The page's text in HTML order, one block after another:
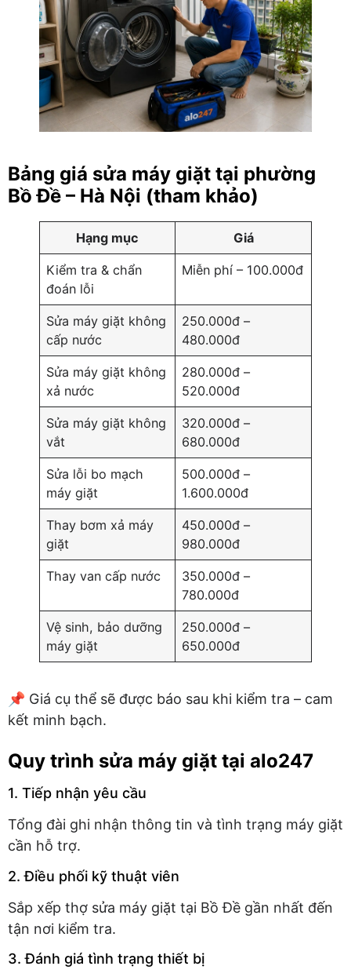
Bảng giá sửa máy giặt tại phường
Bồ Đề – Hà Nội (tham khảo)
Hạng mục Giá
Kiểm tra & chẩn
đoán lỗi
Miễn phí – 100.000đ
Sửa máy giặt không
cấp nước
250.000đ –
480.000đ
Sửa máy giặt không
xả nước
280.000đ –
520.000đ
Sửa máy giặt không
vắt
320.000đ –
680.000đ
Sửa lỗi bo mạch
máy giặt
500.000đ –
1.600.000đ
Thay bơm xả máy
giặt
450.000đ –
980.000đ
Thay van cấp nước
350.000đ –
780.000đ
Vệ sinh, bảo dưỡng
máy giặt
250.000đ –
650.000đ
📌 Giá cụ thể sẽ được báo sau khi kiểm tra – cam
kết minh bạch.
Quy trình sửa máy giặt tại alo247
1. Tiếp nhận yêu cầu
Tổng đài ghi nhận thông tin và tình trạng máy giặt
cần hỗ trợ.
2. Điều phối kỹ thuật viên
Sắp xếp thợ sửa máy giặt tại Bồ Đề gần nhất đến
tận nơi kiểm tra.
3. Đánh giá tình trạng thiết bị